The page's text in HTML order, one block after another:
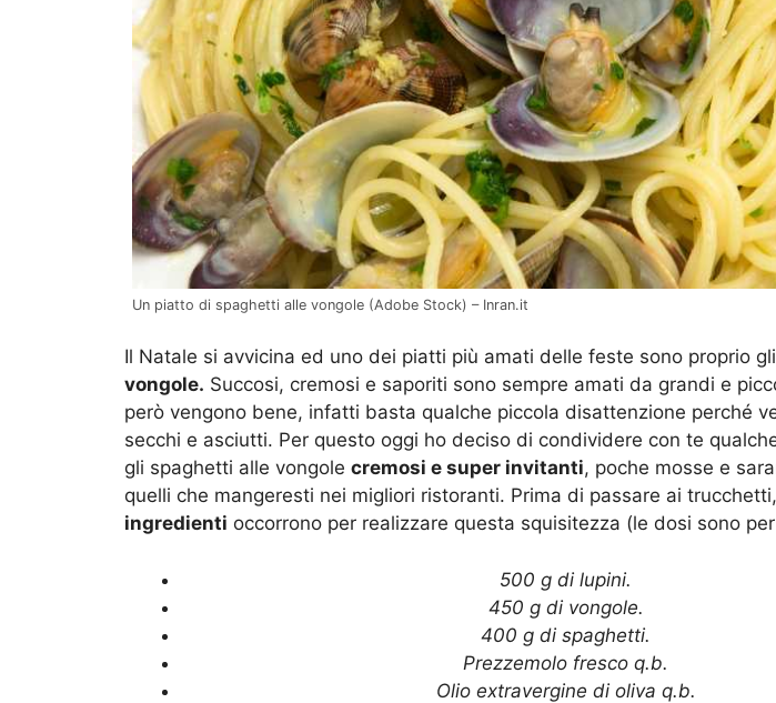
Un piatto di spaghetti alle vongole (Adobe Stock) – Inran.it
Il Natale si avvicina ed uno dei piatti più amati delle feste sono proprio gli
vongole. Succosi, cremosi e saporiti sono sempre amati da grandi e
però vengono bene, infatti basta qualche piccola disattenzione perché
secchi e asciutti. Per questo oggi ho deciso di condividere con te
gli spaghetti alle vongole cremosi e super invitanti, poche mosse e
quelli che mangeresti nei migliori ristoranti. Prima di passare ai
ingredienti occorrono per realizzare questa squisitezza (le dosi sono
500 g di lupini.
450 g di vongole.
400 g di spaghetti.
Prezzemolo fresco q.b.
Olio extravergine di oliva q.b.